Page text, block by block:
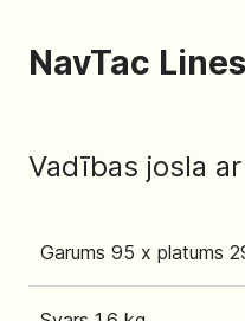
NavTac Lines
Vadības josla
Garums 95 x platums